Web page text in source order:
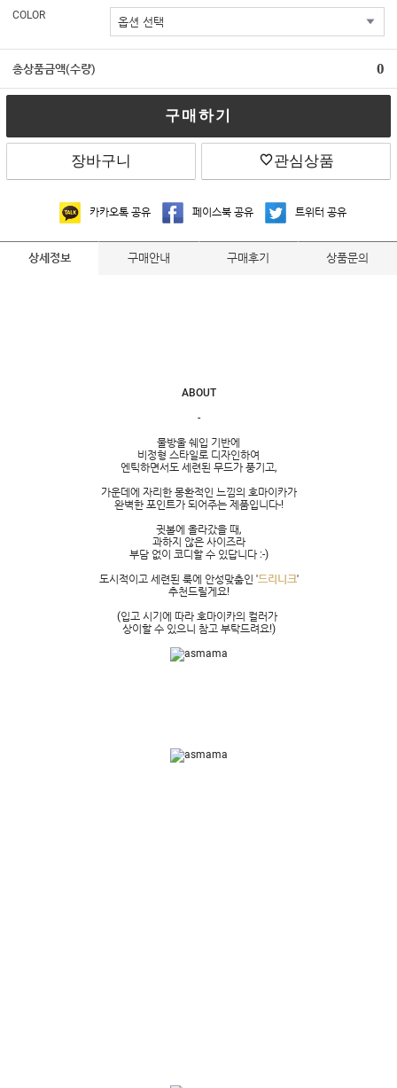
COLOR
총상품금액(수량) 0
구매하기
장바구니 관심상품
카카오톡 공유 페이스북 공유 트위터 공유
상세정보 구매안내 구매후기 상품문의
ABOUT
-
물방울 쉐입 기반에
비정형 스타일로 디자인하여
엔틱하면서도 세련된 무드가 풍기고,
가운데에 자리한 몽환적인 느낌의 호마이카가
완벽한 포인트가 되어주는 제품입니다-!
귓볼에 올라갔을 때,
과하지 않은 사이즈라
부담 없이 코디할 수 있답니다 :-)
도시적이고 세련된 룩에 안성맞춤인 '드리니크'
추천드릴게요!
(입고 시기에 따라 호마이카의 컬러가
상이할 수 있으니 참고 부탁드려요!)